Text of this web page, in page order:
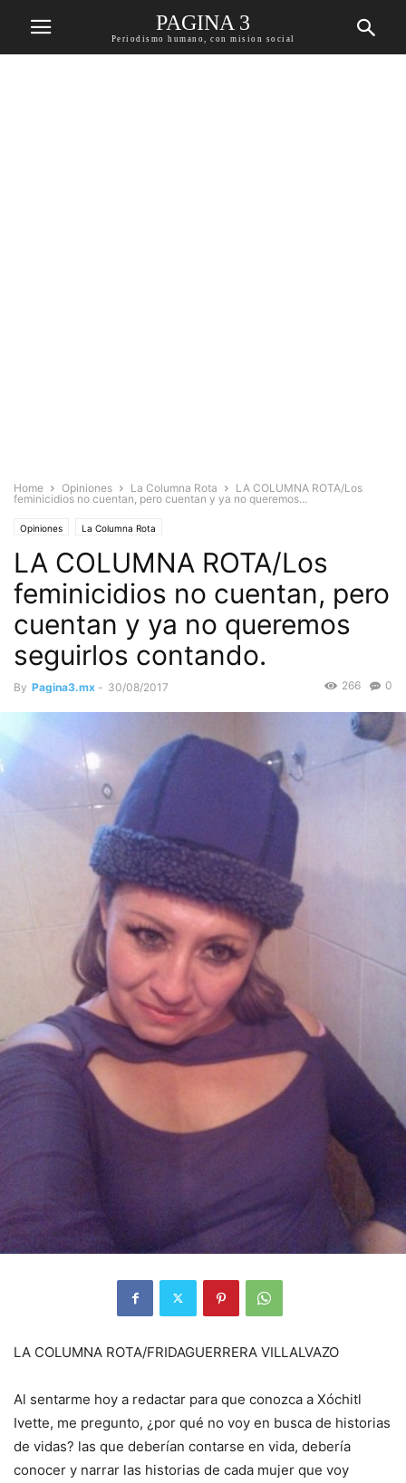
PAGINA 3
Periodismo humano, con mision social
Home Opiniones La Columna Rota
LA COLUMNA ROTA/Los
feminicidios no cuentan, pero cuentan y ya no queremos...
Opiniones La Columna Rota
LA COLUMNA ROTA/Los
feminicidios no cuentan, pero
cuentan y ya no queremos
seguirlos contando.
By Pagina3.mx - 30/08/2017 0
266
LA COLUMNA ROTA/FRIDAGUERRERA VILLALVAZO
Al sentarme hoy a redactar para que conozca a Xóchitl
Ivette, me pregunto, ¿por qué no voy en busca de historias
de vidas? las que deberían contarse en vida, debería
conocer y narrar las historias de cada mujer que voy